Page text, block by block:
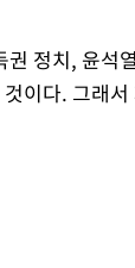
정치, 윤석
이다. 그래